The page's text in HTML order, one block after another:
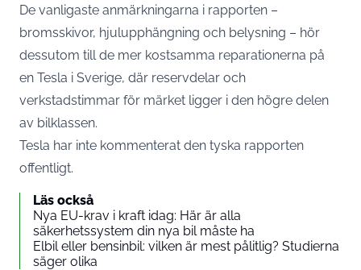
De vanligaste anmärkningarna i rapporten –
bromsskivor, hjulupphängning och belysning – hör
dessutom till de mer kostsamma reparationerna på
en Tesla i Sverige, där reservdelar och
verkstadstimmar för märket ligger i den högre delen
av bilklassen.
Tesla har inte kommenterat den tyska rapporten
offentligt.
Läs också
Nya EU-krav i kraft idag: Här är alla
säkerhetssystem din nya bil måste ha
Elbil eller bensinbil: vilken är mest pålitlig? Studierna
säger olika